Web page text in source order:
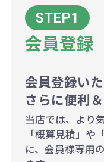
ボリュ
商品や
ので、
例：200
200個
当たり）
500個
会員登録
会員登録い
さらに便利
当店では、より
「概算見積」や
に、会員様専用